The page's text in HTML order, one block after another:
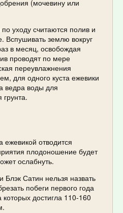
(мочевину или
уходу считаются полив и
Вспушивать землю вокруг
в месяц, освобождая
проводят по мере
переувлажнения
для одного куста ежевики
ведра воды для
ежевикой отводится
плодоношение будет
ослабнуть.
Блэк Сатин нельзя назвать
побеги первого года
достигла 110-160